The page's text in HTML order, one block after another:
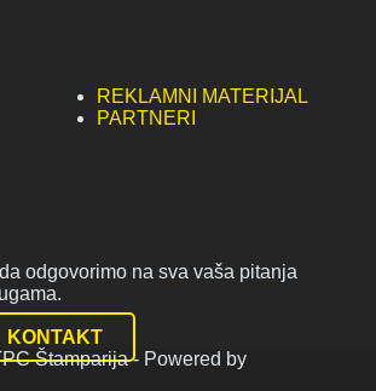
REKLAMNI MATERIJAL
PARTNERI
odgovorimo na sva vaša pitanja
KONTAKT
Štamparija - Powered by